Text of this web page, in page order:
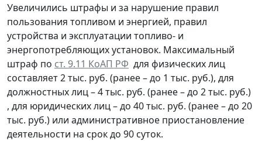
Увеличились штрафы и за нарушение правил
пользования топливом и энергией, правил
устройства и эксплуатации топливо- и
энергопотребляющих установок. Максимальный
штраф по ст. 9.11 КоАП РФ для физических лиц
составляет 2 тыс. руб. (ранее – до 1 тыс. руб.), для
должностных лиц – 4 тыс. руб. (ранее – до 2 тыс. руб.)
, для юридических лиц – до 40 тыс. руб. (ранее – до 20
тыс. руб.) или административное приостановление
деятельности на срок до 90 суток.